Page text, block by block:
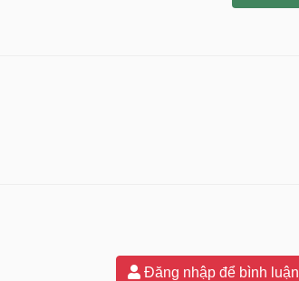
Đăng nhập để bình luận